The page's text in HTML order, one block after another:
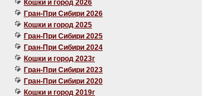
Кошки и город 2026
Гран-При Сибири 2026
Кошки и город 2025
Гран-При Сибири 2025
Гран-При Сибири 2024
Кошки и город 2023г
Гран-При Сибири 2023
Гран-При Сибири 2020
Кошки и город 2019г